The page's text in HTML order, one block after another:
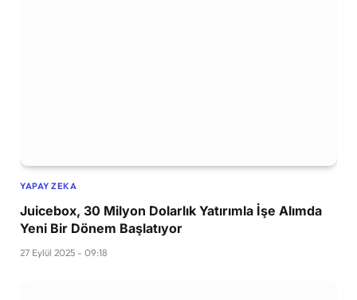
YAPAY ZEKA
Juicebox, 30 Milyon Dolarlık Yatırımla İşe Alımda
Yeni Bir Dönem Başlatıyor
27 Eylül 2025 - 09:18